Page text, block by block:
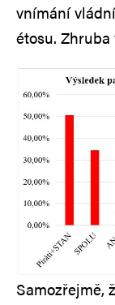
vnímání
étosu.
Samozřejmě,